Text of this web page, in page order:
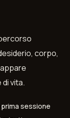
corpo,
vita.
prima sessione